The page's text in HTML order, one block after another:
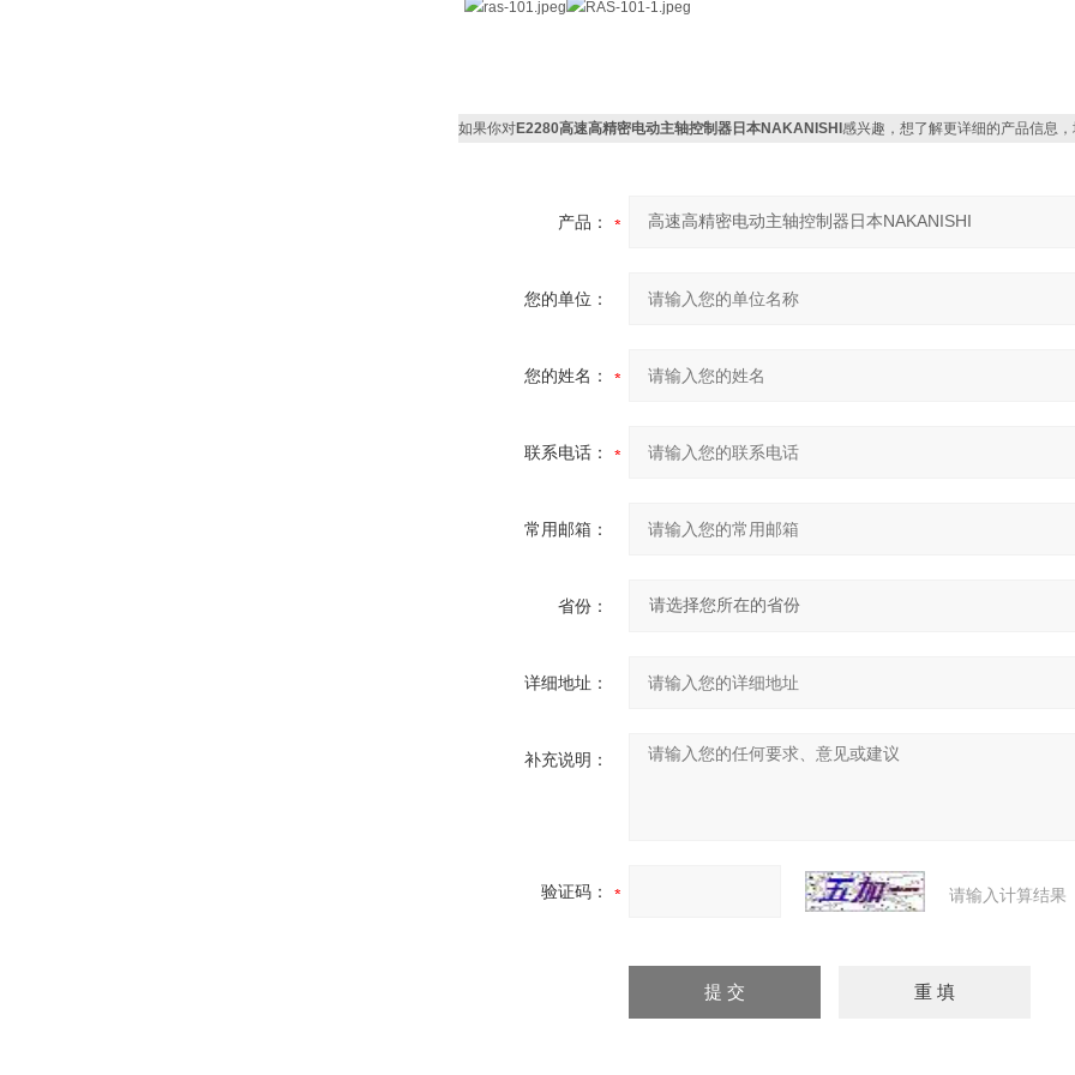
如果你对E2280高速高精密电动主轴控制器日本NAKANISHI 感兴趣，想了解更详细的产品信息
产品：
您的单位：
您的姓名：
联系电话：
常用邮箱：
省份：
详细地址：
补充说明：
验证码： 请输入计算结果